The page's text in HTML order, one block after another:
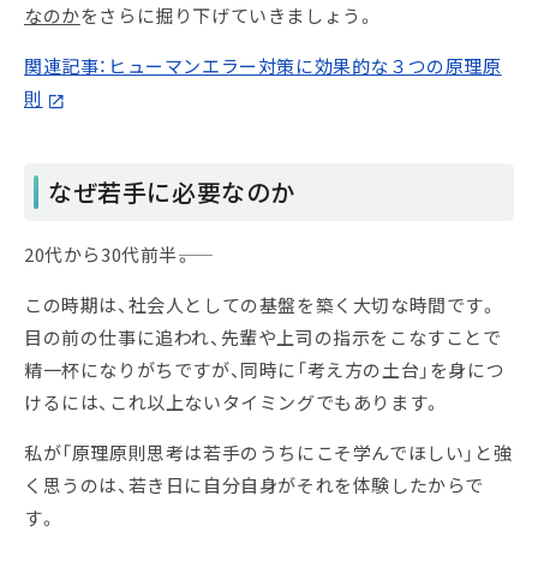
なのかをさらに掘り下げていきましょう。
関連記事：ヒューマンエラー対策に効果的な３つの原理原
則
なぜ若手に必要なのか
20代から30代前半――。
この時期は、社会人としての基盤を築く大切な時間です。
目の前の仕事に追われ、先輩や上司の指示をこなすことで
精一杯になりがちですが、同時に「考え方の土台」を身につ
けるには、これ以上ないタイミングでもあります。
私が「原理原則思考は若手のうちにこそ学んでほしい」と強
く思うのは、若き日に自分自身がそれを体験したからで
す。